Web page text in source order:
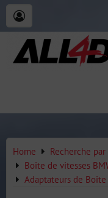
Home Recherche
Boîte de vitesses
Adaptateurs de